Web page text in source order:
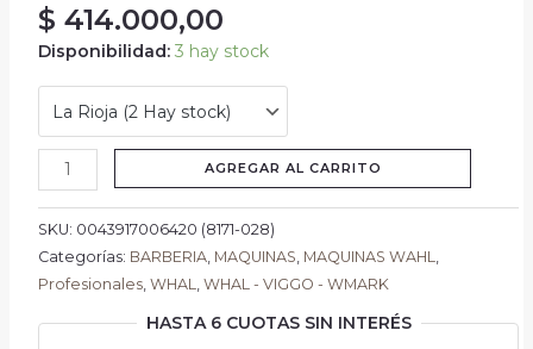
$ 414.000,00
Disponibilidad: 3 hay stock
AGREGAR AL CARRITO
SKU: 0043917006420 (8171-028)
Categorías: BARBERIA, MAQUINAS, MAQUINAS WAHL,
Profesionales, WHAL, WHAL - VIGGO - WMARK
HASTA 6 CUOTAS SIN INTERÉS